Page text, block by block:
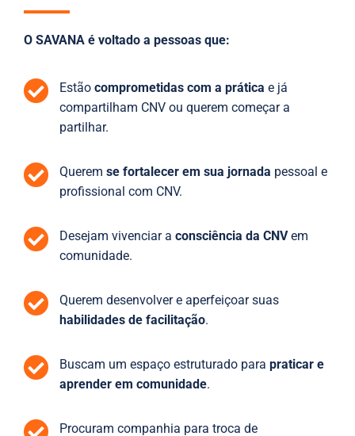
O SAVANA é voltado a pessoas que:
Estão comprometidas com a prática e já
compartilham CNV ou querem começar a
partilhar.
Querem se fortalecer em sua jornada pessoal e
profissional com CNV.
Desejam vivenciar a consciência da CNVem
comunidade.
Querem desenvolver e aperfeiçoar suas
habilidades de facilitação.
Buscam um espaço estruturado para praticar e
aprender em comunidade.
Procuram companhia para troca de